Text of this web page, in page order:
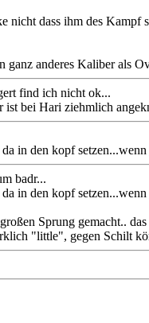
nicht dass ihm des
anderes Kaliber als
find ich nicht ok...
bei Hari ziehmlich
in den kopf setzen...wenn
badr...
in den kopf setzen...wenn
Sprung gemacht..
"little", gegen Schilt